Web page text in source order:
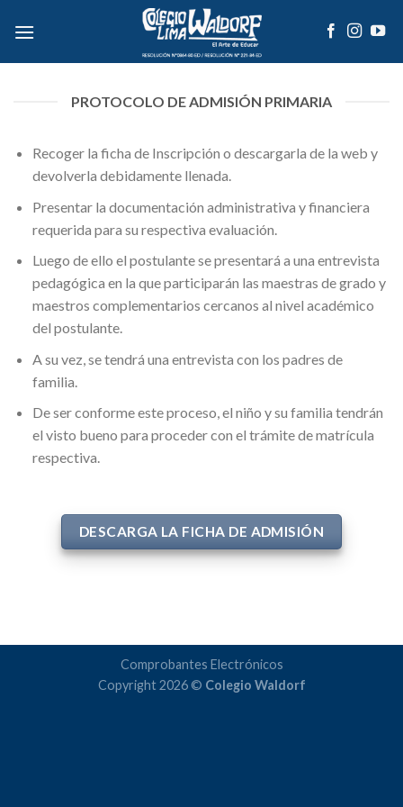
PROTOCOLO DE ADMISIÓN PRIMARIA
Recoger la ficha de Inscripción o descargarla de la web y
devolverla debidamente llenada.
Presentar la documentación administrativa y financiera
requerida para su respectiva evaluación.
Luego de ello el postulante se presentará a una entrevista
pedagógica en la que participarán las maestras de grado y
maestros complementarios cercanos al nivel académico
del postulante.
A su vez, se tendrá una entrevista con los padres de
familia.
De ser conforme este proceso, el niño y su familia tendrán
el visto bueno para proceder con el trámite de matrícula
respectiva.
DESCARGA LA FICHA DE ADMISIÓN
Comprobantes Electrónicos
Copyright 2026 © Colegio Waldorf